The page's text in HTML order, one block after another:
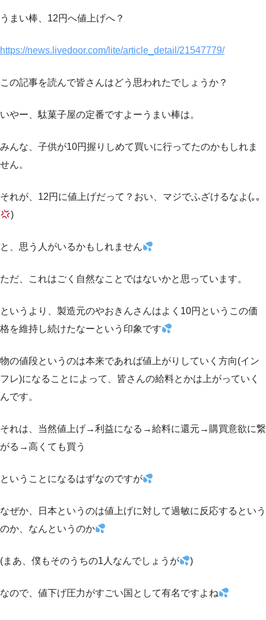
うまい棒、12円へ値上げへ？
https://news.livedoor.com/lite/article_detail/21547779/
この記事を読んで皆さんはどう思われたでしょうか？
いやー、駄菓子屋の定番ですよーうまい棒は。
みんな、子供が10円握りしめて買いに行ってたのかもしれま
せん。
それが、12円に値上げだって？おい、マジでふざけるなよ(｡｡
)
と、思う人がいるかもしれません
ただ、これはごく自然なことではないかと思っています。
というより、製造元のやおきんさんはよく10円というこの価
格を維持し続けたなーという印象です
物の値段というのは本来であれば値上がりしていく方向(イン
フレ)になることによって、皆さんの給料とかは上がっていく
んです。
それは、当然値上げ→利益になる→給料に還元→購買意欲に繋
がる→高くても買う
ということになるはずなのですが
なぜか、日本というのは値上げに対して過敏に反応するという
のか、なんというのか
(まあ、僕もそのうちの1人なんでしょうが )
なので、値下げ圧力がすごい国として有名ですよね